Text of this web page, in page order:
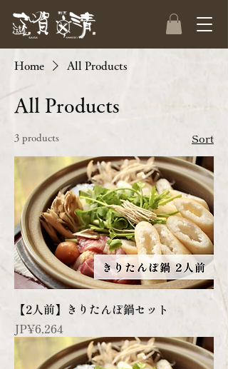
Home All Products
All Products
3 products Sort
【2人前】きりたんぽ鍋セット
Price
JP¥6,264